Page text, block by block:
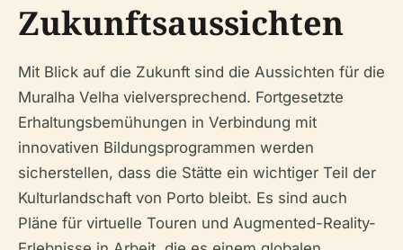
Zukunftsaussichten
Mit Blick auf die Zukunft sind die Aussichten für die
Muralha Velha vielversprechend. Fortgesetzte
Erhaltungsbemühungen in Verbindung mit
innovativen Bildungsprogrammen werden
sicherstellen, dass die Stätte ein wichtiger Teil der
Kulturlandschaft von Porto bleibt. Es sind auch
Pläne für virtuelle Touren und Augmented-Reality-